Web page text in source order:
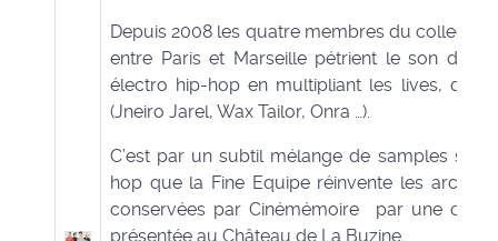
Depuis 2008 les quatre membres du collectif
entre Paris et Marseille pétrient le son des
électro hip-hop en multipliant les lives, dj
(Jneiro Jarel, Wax Tailor, Onra …).
C’est par un subtil mélange de samples
hop que la Fine Equipe réinvente les
conservées par Cinémémoire par une
présentée au Château de La Buzine.